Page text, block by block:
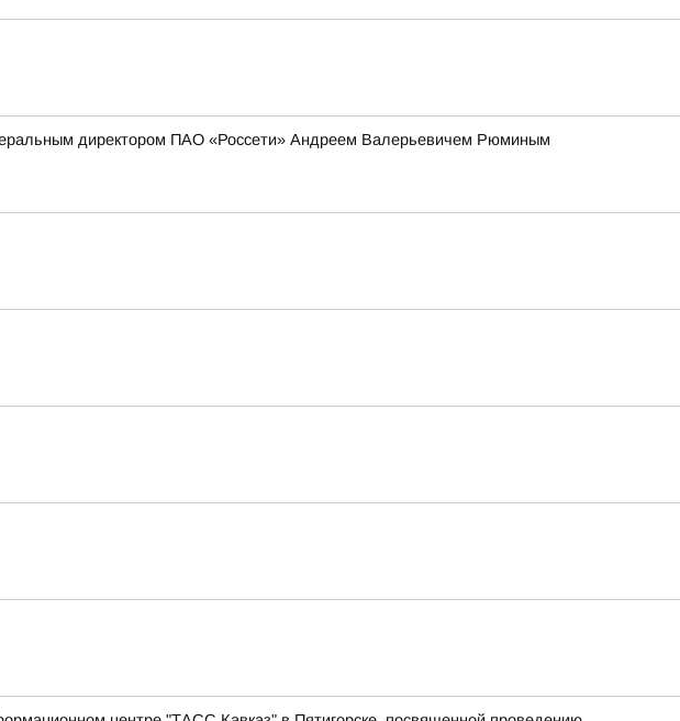
директором ПАО «Россети» Андреем Валерьевичем Рюминым